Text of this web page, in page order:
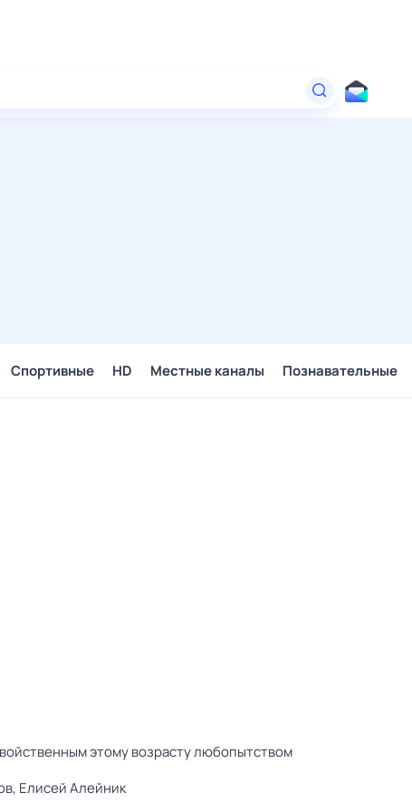
Спортивные HD Местные каналы Познавательные
этому возрасту любопытством
Елисей Алейник